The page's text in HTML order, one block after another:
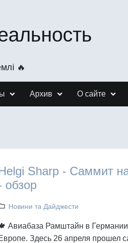
🔥
Архив О сайте
Sharp - Саммит
обзор
Новини та Дайджести
Авиабаза Рамштайн в
Здесь 26 апреля прошел